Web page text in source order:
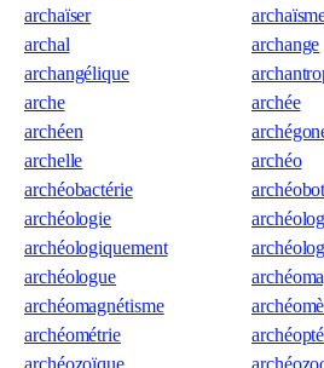
archaïser
archal
archange
archangélique
arche
archée
archéen
archelle
archéo
archéobactérie
archéologie
archéologiquement
archéologue
archéomagnétisme
archéométrie
archéozoïque